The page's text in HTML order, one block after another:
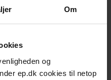
Om
og
ep.dk cookies til netop